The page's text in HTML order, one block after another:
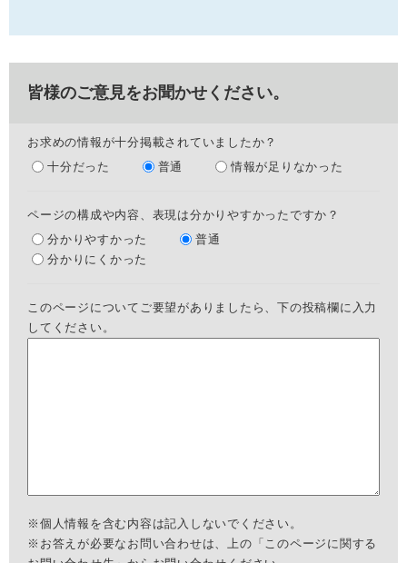
皆様のご意見をお聞かせください。
お求めの情報が十分掲載されていましたか？
十分だった
普通 情報が足りなかった
ページの構成や内容、表現は分かりやすかったですか？
分かりやすかった
普通
分かりにくかった
このページについてご要望がありましたら、下の投稿欄に入力
してください。
※個人情報を含む内容は記入しないでください。
※お答えが必要なお問い合わせは、上の「このページに関する